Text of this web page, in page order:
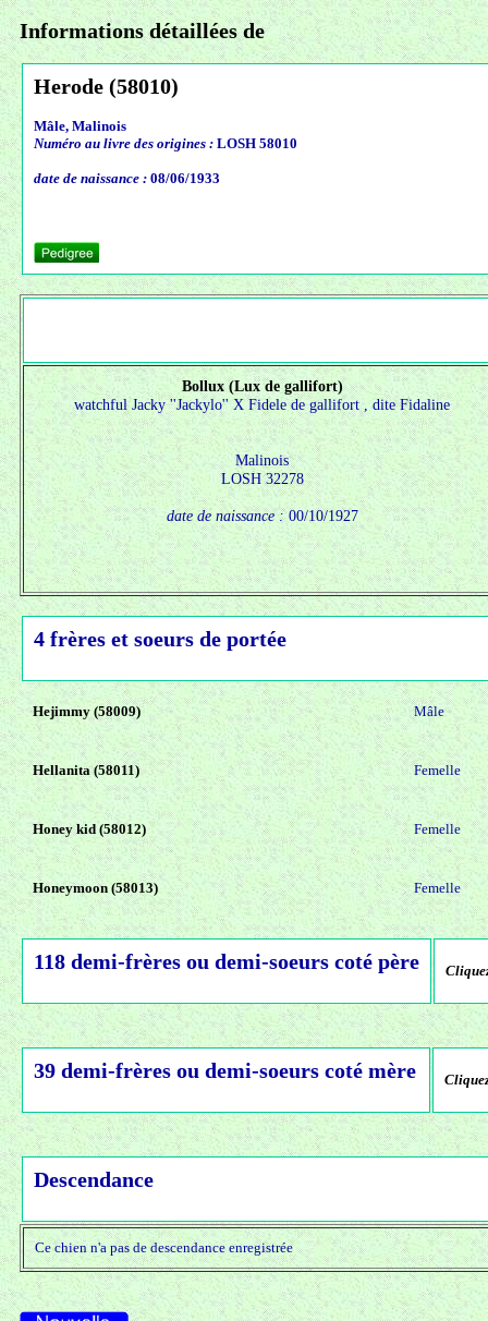
Informations détaillées de
Herode (58010)
Mâle, Malinois
Numéro au livre des origines : LOSH 58010
date de naissance : 08/06/1933
Bollux (Lux de gallifort)
watchful Jacky ''Jackylo'' XFidele de gallifort , dite Fidaline
Malinois
LOSH 32278
date de naissance :00/10/1927
4 frères et soeurs de portée
Hejimmy (58009) Mâle
Hellanita (58011) Femelle
Honey kid (58012) Femelle
Honeymoon (58013) Femelle
118 demi-frères ou demi-soeurs coté père
39 demi-frères ou demi-soeurs coté mère
Descendance
Ce chien n'a pas de descendance enregistrée